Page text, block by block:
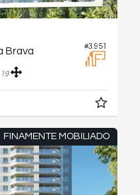
#3.951
Brava
19
FINAMENTE MOBILIADO